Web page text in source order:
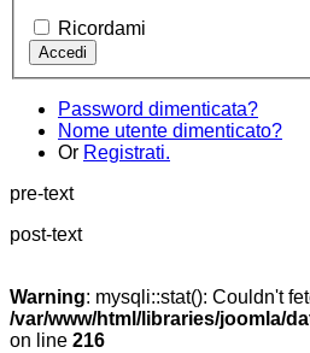
Ricordami
Password dimenticata?
Nome utente dimenticato?
Or Registrati.
pre-text
post-text
Warning: mysqli::stat(): Couldn't
/var/www/html/libraries/joomla/
on line 216